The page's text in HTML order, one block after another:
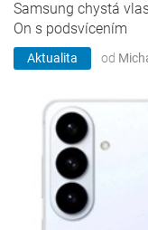
Samsung chystá
On s podsvícením
Aktualita od